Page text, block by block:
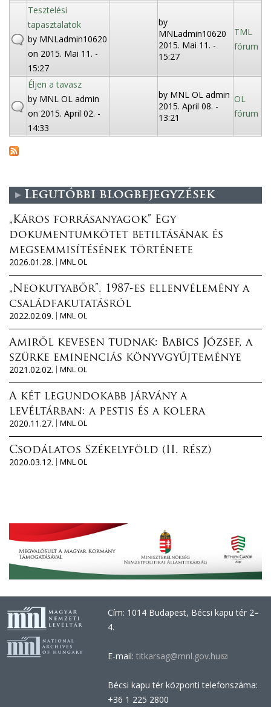
e
Tesztelési
tapasztalatok
by MNLadmin10620
on 2015. Mai 11. -
15:27
by
MNLadmin10620
2015. Mai 11. -
15:27
TML
fórum
Éljen a tavasz
by MNL OL admin
on 2015. April 02. -
14:33
by MNL OL admin
2015. April 08. -
13:21
OL
fórum
Legutóbbi blogbejegyzések
„Káros forrásanyagok” Egy
dokumentumkötet betiltásának és
megsemmisítésének története
2026.01.28.
MNL OL
„Neokutyabőr”. 1987-es ellenvélemény a
családfakutatásról
2022.02.09.
MNL OL
Amiről kevesen tudnak: Babics József, a
szürke eminenciás könyvgyűjteménye
2021.02.02.
MNL OL
A két legundokabb járvány a
levéltárban: a pestis és a kolera
2020.11.27.
MNL OL
Csodálatos Székelyföld (II. rész)
2020.03.12.
MNL OL
Cím: 1014 Budapest, Bécsi kapu tér 2–
4.
E-mail: titkarsag@mnl.gov.hu(link
e-
Bécsi kapu tér központi telefonszáma:
+36 1 225 2800